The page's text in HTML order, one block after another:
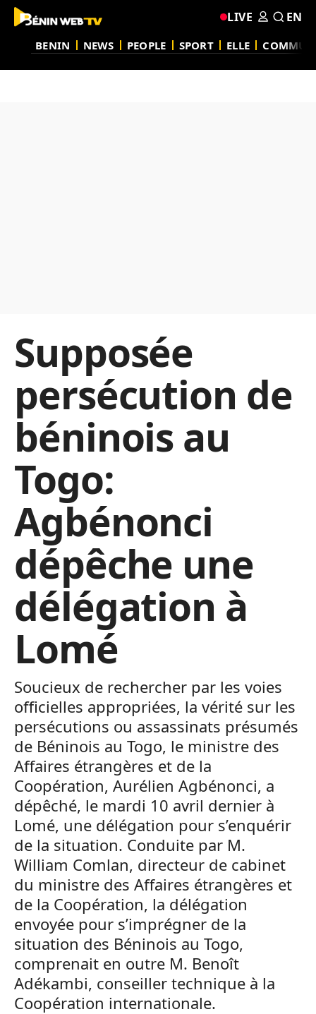
BENIN NEWS PEOPLE SPORT ELLE
LIVE EN
Supposée
persécution de
béninois au
Togo:
Agbénonci
dépêche une
délégation à
Lomé
Soucieux de rechercher par les voies
officielles appropriées, la vérité sur les
persécutions ou assassinats présumés
de Béninois au Togo, le ministre des
Affaires étrangères et de la
Coopération, Aurélien Agbénonci, a
dépêché, le mardi 10 avril dernier à
Lomé, une délégation pour s’enquérir
de la situation. Conduite par M.
William Comlan, directeur de cabinet
du ministre des Affaires étrangères et
de la Coopération, la délégation
envoyée pour s’imprégner de la
situation des Béninois au Togo,
comprenait en outre M. Benoît
Adékambi, conseiller technique à la
Coopération internationale.